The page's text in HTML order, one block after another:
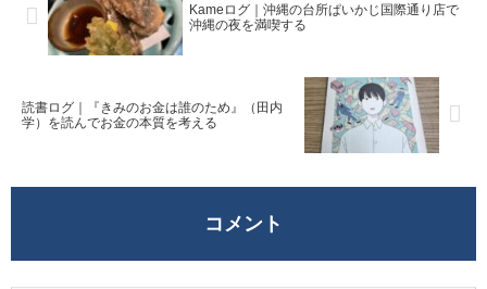
Kameログ｜沖縄の台所ぱいかじ国際通り店で
沖縄の夜を満喫する
読書ログ｜『きみのお金は誰のため』（田内
学）を読んでお金の本質を考える
コメント